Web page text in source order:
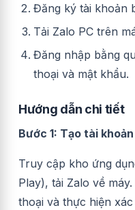
Đăng ký tài khoản
Tải Zalo PC trên
Đăng nhập bằng
thoại và mật khẩu.
Hướng dẫn chi tiết
Bước 1: Tạo tài
Truy cập kho ứng
Play), tải Zalo về
thoại và thực hiện